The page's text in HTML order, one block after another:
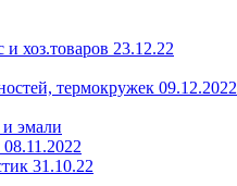
хоз.товаров 23.12.22
термокружек 09.12.2022
эмали
31.10.22